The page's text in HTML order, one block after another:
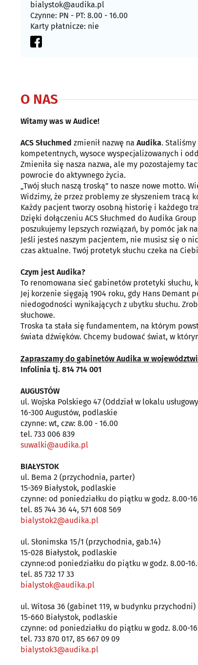
bialystok@audika.pl
Czynne: PN - PT: 8.00 - 16.00
Karty płatnicze: nie
O NAS
Witamy was w Audice!
ACS Słuchmed zmienił nazwę na Audika. Staliśmy
kompetentnych, wysoce wyspecjalizowanych i
Zmieniła się nasza nazwa, ale my pozostajemy
powrocie do aktywnego życia.
„Twój słuch naszą troską” to nasze nowe motto.
Widzimy, że przez problemy ze słyszeniem tracą
Każdy pacjent tworzy osobną historię i każdego
Dzięki dołączeniu ACS Słuchmed do Audika
poszukujemy lepszych rozwiązań, by pomóc jak
Jeśli jesteś naszym pacjentem, nie musisz się o
czas aktualne. Twój protetyk słuchu czeka na
Czym jest Audika?
To renomowana sieć gabinetów protetyki słuchu,
Jej korzenie sięgają 1904 roku, gdy Hans Demant
niedogodności wynikających z ubytku słuchu.
słuchowe.
Troska ta stała się fundamentem, na którym
świata dźwięków. Chcemy budować świat, w
Zapraszamy do gabinetów Audika w
Infolinia tj. 814 714 001
AUGUSTÓW
ul. Wojska Polskiego 47 (Oddział w lokalu
16-300 Augustów, podlaskie
czynne: wt, czw: 8.00 - 16.00
tel. 733 006 839
suwalki@audika.pl
BIAŁYSTOK
ul. Bema 2 (przychodnia, parter)
15-369 Białystok, podlaskie
czynne: od poniedziałku do piątku w godz. 8.00-
tel. 85 744 36 44, 571 608 569
bialystok2@audika.pl
ul. Słonimska 15/1 (przychodnia, gab.14)
15-028 Białystok, podlaskie
czynne:od poniedziałku do piątku w godz. 8.00-
tel. 85 732 17 33
bialystok@audika.pl
ul. Witosa 36 (gabinet 119, w budynku przychodni)
15-660 Białystok, podlaskie
czynne: od poniedziałku do piątku w godz. 8.00-
tel. 733 870 017, 85 667 09 09
bialystok3@audika.pl